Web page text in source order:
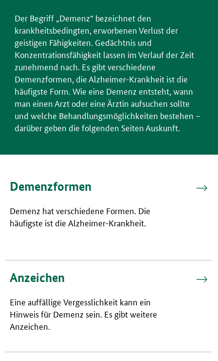
Der Begriff „Demenz“ bezeichnet den
krankheitsbedingten, erworbenen Verlust der
geistigen Fähigkeiten. Gedächtnis und
Konzentrationsfähigkeit lassen im Verlauf der Zeit
zunehmend nach. Es gibt verschiedene
Demenzformen, die Alzheimer-Krankheit ist die
häufigste Form. Wie eine Demenz entsteht, wann
man einen Arzt oder eine Ärztin aufsuchen sollte
und welche Behandlungsmöglichkeiten bestehen –
darüber geben die folgenden Seiten Auskunft.
Demenzformen
Demenz hat verschiedene Formen. Die
häufigste ist die Alzheimer-Krankheit.
Anzeichen
Eine auffällige Vergesslichkeit kann ein
Hinweis für Demenz sein. Es gibt weitere
Anzeichen.